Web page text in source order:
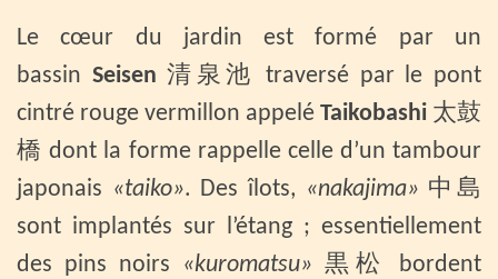
Le cœur du jardin est formé par un
bassin Seisen 清泉池 traversé par le pont
cintré rouge vermillon appelé Taikobashi 太鼓
橋 dont la forme rappelle celle d’un tambour
japonais «taiko». Des îlots, «nakajima» 中島
sont implantés sur l’étang ; essentiellement
des pins noirs «kuromatsu» 黒松 bordent